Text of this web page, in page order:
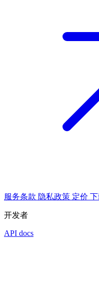
服务条款 隐私政策 定价
开发者
API docs